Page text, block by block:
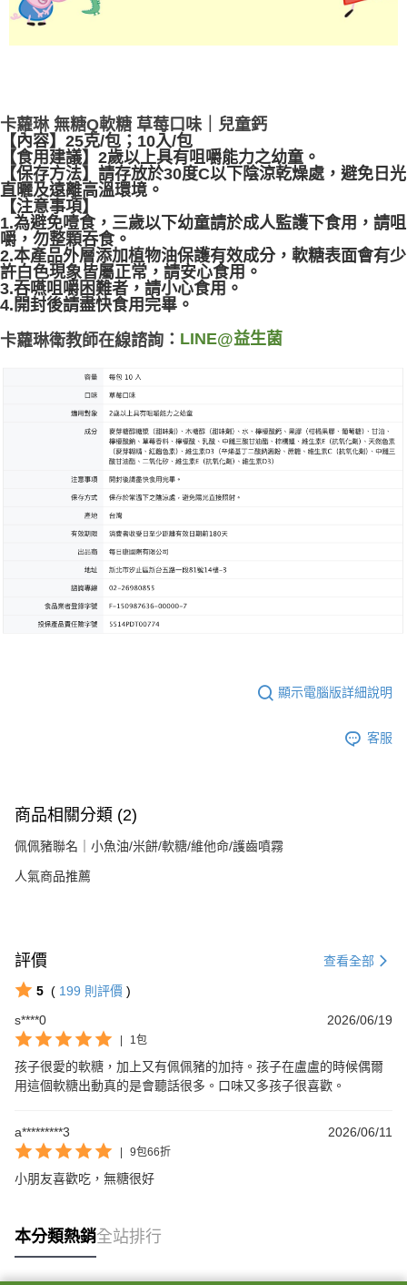
卡蘿琳 無糖Q軟糖 草莓口味｜兒童鈣
【內容】25克/包；10入/包
【食用建議】2歲以上具有咀嚼能力之幼童。
【保存方法】請存放於30度C以下陰涼乾燥處，避免日光
直曬及遠離高溫環境。
【注意事項】
1.為避免噎食，三歲以下幼童請於成人監護下食用，請咀
嚼，勿整顆吞食。
2.本產品外層添加植物油保護有效成分，軟糖表面會有少
許白色現象皆屬正常，請安心食用。
3.吞嚥咀嚼困難者，請小心食用。
4.開封後請盡快食用完畢。
卡蘿琳衛教師在線諮詢 ： LINE@益生菌
顯示電腦版詳細說明
客服
商品相關分類 (2)
佩佩豬聯名｜小魚油/米餅/軟糖/維他命/護齒噴霧
人氣商品推薦
評價 查看全部
5 ( 199 則評價 )
s****0
2026/06/19
| 1包
孩子很愛的軟糖，加上又有佩佩豬的加持。孩子在盧盧的時候偶爾
用這個軟糖出動真的是會聽話很多。口味又多孩子很喜歡。
a*********3 2026/06/11
| 9包66折
小朋友喜歡吃，無糖很好
本分類熱銷全站排行